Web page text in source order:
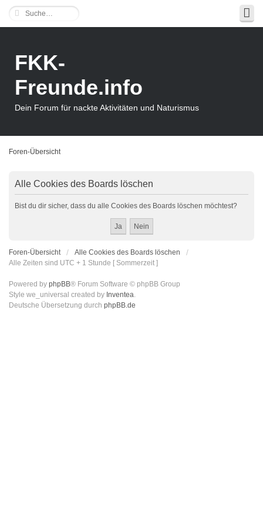
FKK-
Freunde.info
Dein Forum für nackte Aktivitäten und Naturismus
Foren-Übersicht
Alle Cookies des Boards löschen
Bist du dir sicher, dass du alle Cookies des Boards löschen möchtest?
Foren-Übersicht
Alle Cookies des Boards löschen
Alle Zeiten sind UTC + 1 Stunde [ Sommerzeit ]
Powered by phpBB® Forum Software © phpBB Group
Style we_universal created by Inventea.
Deutsche Übersetzung durch phpBB.de